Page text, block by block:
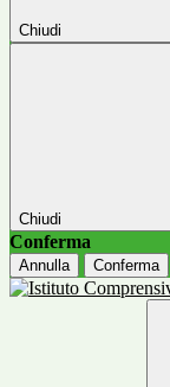
Chiudi
Chiudi
Conferma
Annulla Conferma